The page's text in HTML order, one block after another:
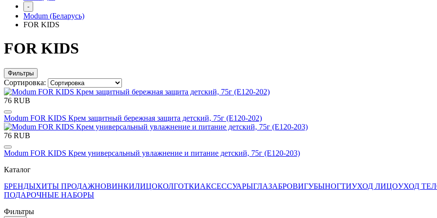
-
Modum (Беларусь)
FOR KIDS
FOR KIDS
Фильтры
Сортировка:
76 RUB
Modum FOR KIDS Крем защитный бережная защита детский, 75г (E120-202)
76 RUB
Modum FOR KIDS Крем универсальный увлажнение и питание детский, 75г (E120-203)
Каталог
БРЕНДЫХИТЫ ПРОДАЖНОВИНКИЛИЦОКОЛГОТКИАКСЕССУАРЫГЛАЗАБРОВИГУБЫНОГТИУХОД ЛИЦОУХОД
ПОДАРОЧНЫЕ НАБОРЫ
Фильтры